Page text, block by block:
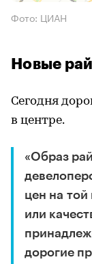
Фото: ЦИАН
Новые
Сегодня
в центре.
«Образ
цен на
или
дорогие